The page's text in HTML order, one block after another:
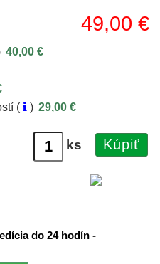
49,00 €
40,00 €
(
) 29,00 €
ks Kúpiť
do 24 hodín -